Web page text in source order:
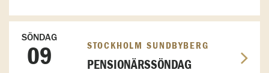
SÖNDAG
09 STOCKHOLM SUNDBYBERG
PENSIONÄRSSÖNDAG